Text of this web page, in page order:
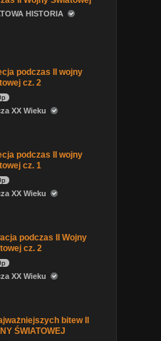
HISTORIA
podczas II wojny
cz. 2
XX Wieku
podczas II wojny
cz. 1
XX Wieku
podczas II Wojny
cz. 2
XX Wieku
bitew II
ŚWIATOWEJ